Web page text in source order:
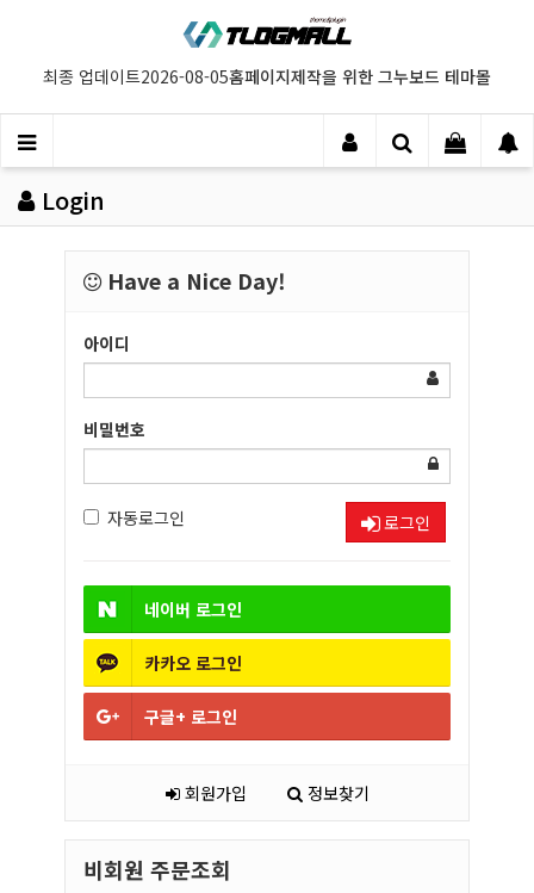
최종 업데이트2026-08-05홈페이지제작을 위한 그누보드 테마몰
Login
Have a Nice Day!
아이디
비밀번호
자동로그인 로그인
네이버 로그인
카카오 로그인
구글+ 로그인
회원가입 정보찾기
비회원 주문조회